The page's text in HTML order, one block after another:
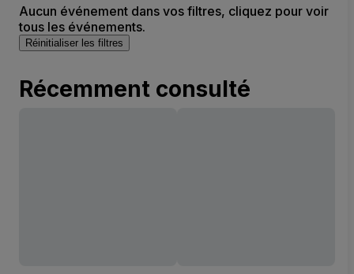
Aucun événement dans vos filtres, cliquez pour voir
tous les événements.
Réinitialiser les filtres
Récemment consulté